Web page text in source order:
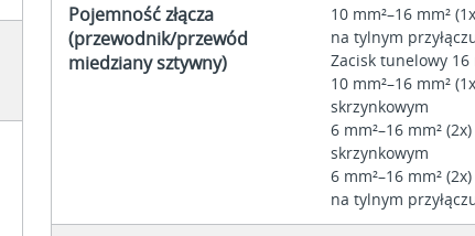
Pojemność złącza
(przewodnik/przewód
miedziany sztywny)
10 mm²–16 mm²
na tylnym
Zacisk tunelowy 16
10 mm²–16 mm²
skrzynkowym
6 mm²–16 mm²
skrzynkowym
6 mm²–16 mm²
na tylnym